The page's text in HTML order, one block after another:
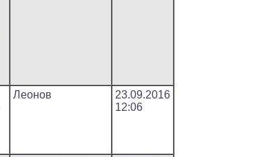
Леонов
23.09.2016
12:06